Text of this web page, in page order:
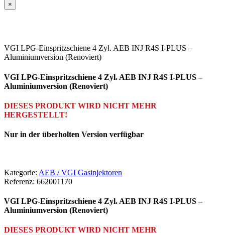
×
VGI LPG-Einspritzschiene 4 Zyl. AEB INJ R4S I-PLUS –
Aluminiumversion (Renoviert)
VGI LPG-Einspritzschiene 4 Zyl. AEB INJ R4S I-PLUS –
Aluminiumversion (Renoviert)
DIESES PRODUKT WIRD NICHT MEHR
HERGESTELLT!
Nur in der überholten Version verfügbar
Kategorie: AEB / VGI Gasinjektoren
Referenz: 662001170
VGI LPG-Einspritzschiene 4 Zyl. AEB INJ R4S I-PLUS –
Aluminiumversion (Renoviert)
DIESES PRODUKT WIRD NICHT MEHR